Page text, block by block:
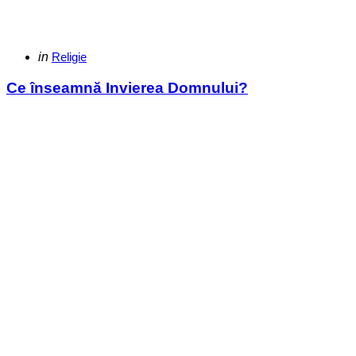
Categories
Posted
in Religie
Ce înseamnă Invierea Domnului?